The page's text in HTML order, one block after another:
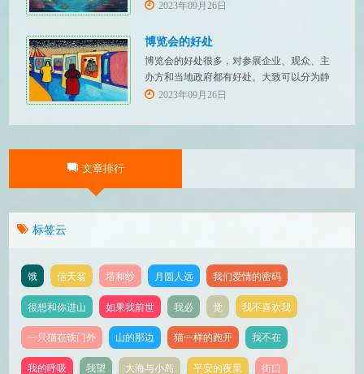
文字要求：画一幅绚丽的森林场景创意图画
2023年09月26日
博览会的好处
博览会的好处很多，对参展企业、观众、主
办方和当地政府都有好处。大致可以分为静
态增值、动态获利和带动发展几个方面：
参展企业可以展示自己的产品和技术，让更
2023年09月26日
文章排行
标签云
饿 信天翁 塔和纱 月圆人远 我们爱情的密码
很想和你进山 如果我前世 我必 觉 我不喜欢我
一只猫在铁门外 山的那边 猫一样的跑开 我不在
我的呼吸 我望 大海与小岛 平安的夜里 街口